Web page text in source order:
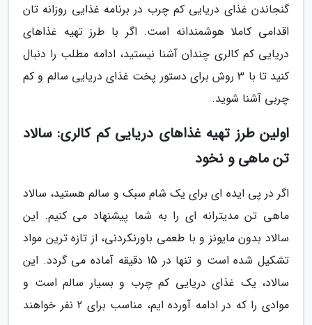
گنجاندن غذای دریایی کم چرب در برنامه غذایی روزانه تان
اقدامی کاملا هوشمندانه است. اگر با طرز تهیه غذاهای
دریایی کم کالری چندان آشنا نیستید، ادامه مطلب را دنبال
کنید تا با 3 روش برای دستور پخت غذای دریایی سالم و کم
چربی آشنا شوید.
اولین طرز تهیه غذاهای دریایی کم کالری: سالاد
تن ماهی و نخود
اگر در پی ایده ای برای یک شام سبک و سالم هستید، سالاد
ماهی تن مدیترانه ای را به شما پیشنهاد می کنیم. این
سالاد بدون مایونز و با طعمی باورنکردنی، از تازه ترین مواد
تشکیل شده است و تنها در 15 دقیقه آماده می گردد. این
سالاد، یک غذای دریایی کم چرب و بسیار سالم است و
موادی را که در ادامه آورده ایم، مناسب برای 2 نفر خواهند